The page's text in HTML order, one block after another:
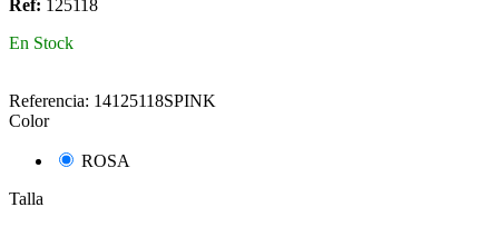
Ref: 125118
En Stock
Referencia: 14125118SPINK
Color
ROSA
Talla